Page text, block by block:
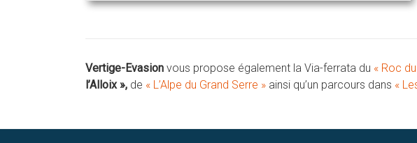
Vertige-Evasion vous propose également la Via-ferrata du « Roc
l’Alloix », de « L’Alpe du Grand Serre » ainsi qu’un parcours dans «